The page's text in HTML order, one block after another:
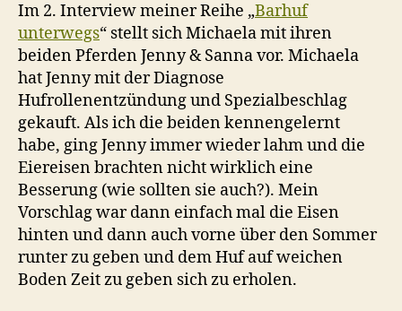
Im 2. Interview meiner Reihe „Barhuf
unterwegs“ stellt sich Michaela mit ihren
beiden Pferden Jenny & Sanna vor. Michaela
hat Jenny mit der Diagnose
Hufrollenentzündung und Spezialbeschlag
gekauft. Als ich die beiden kennengelernt
habe, ging Jenny immer wieder lahm und die
Eiereisen brachten nicht wirklich eine
Besserung (wie sollten sie auch?). Mein
Vorschlag war dann einfach mal die Eisen
hinten und dann auch vorne über den Sommer
runter zu geben und dem Huf auf weichen
Boden Zeit zu geben sich zu erholen.